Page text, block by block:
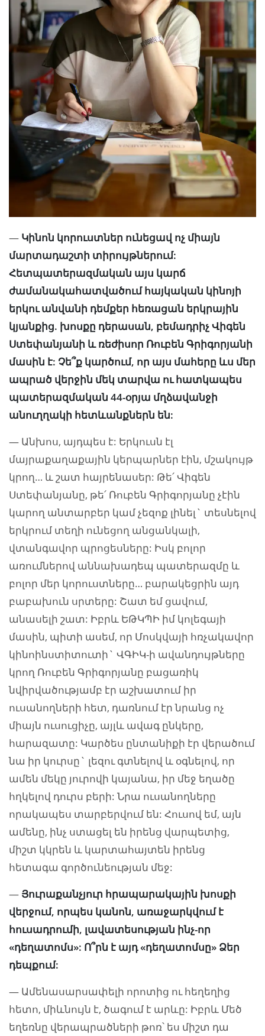
— Կինոն կորուստներ ունեցավ ոչ միայն
մարտադաշտի տիրույթներում:
Հետպատերազմական այս կարճ
ժամանակահատվածում հայկական կինոյի
երկու անվանի դեմքեր հեռացան երկրային
կյանքից. խոսքը դերասան, բեմադրիչ Վիգեն
Ստեփանյանի և ռեժիսոր Ռուբեն Գրիգորյանի
մասին է: Չե՞ք կարծում, որ այս մահերը ևս մեր
ապրած վերջին մեկ տարվա ու հատկապես
պատերազմական 44-օրյա մղձավանջի
անուղղակի հետևանքներն են:
— Անխոս, այդպես է: Երկուսն էլ
մայրաքաղաքային կերպարներ էին, մշակույթ
կրող… և շատ հայրենասեր: Թե՛ Վիգեն
Ստեփանյանը, թե՛ Ռուբեն Գրիգորյանը չէին
կարող անտարբեր կամ չեզոք լինել` տեսնելով
երկրում տեղի ունեցող անցանկալի,
վտանգավոր պրոցեսները: Իսկ բոլոր
առումներով աննախադեպ պատերազմը և
բոլոր մեր կորուստները… բարակեցրին այդ
բաբախուն սրտերը: Շատ եմ ցավում,
անասելի շատ: Իբրև ԵԹԿՊԻ իմ կոլեգայի
մասին, պիտի ասեմ, որ Մոսկվայի հռչակավոր
կինոինստիտուտի` ՎԳԻԿ-ի ավանդույթները
կրող Ռուբեն Գրիգորյանը բացառիկ
նվիրվածությամբ էր աշխատում իր
ուսանողների հետ, դառնում էր նրանց ոչ
միայն ուսուցիչը, այլև ավագ ընկերը,
հարազատը: Կարծես ընտանիքի էր վերածում
նա իր կուրսը` լեզու գտնելով և օգնելով, որ
ամեն մեկը յուրովի կայանա, իր մեջ եղածը
հղկելով դուրս բերի: Նրա ուսանողները
որակապես տարբերվում են: Հուսով եմ, այն
ամենը, ինչ ստացել են իրենց վարպետից,
միշտ կկրեն և կարտահայտեն իրենց
հետագա գործունեության մեջ:
— Յուրաքանչյուր հրապարակային խոսքի
վերջում, որպես կանոն, առաջարկվում է
հուսադրումի, լավատեսության ինչ-որ
«դեղատոմս»: Ո՞րն է այդ «դեղատոմսը» Ձեր
դեպքում:
— Ամենասարսափելի որոտից ու հեղեղից
հետո, միևնույն է, ծագում է արևը: Իբրև Մեծ
եղեռնը վերապրածների թոռ՝ ես միշտ դա